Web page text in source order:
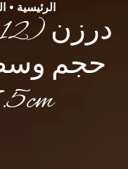
الرئيسية •
حجم